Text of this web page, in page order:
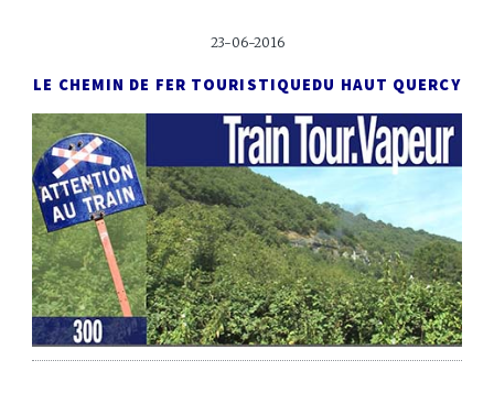
23-06-2016
LE CHEMIN DE FER TOURISTIQUEDU HAUT QUERCY